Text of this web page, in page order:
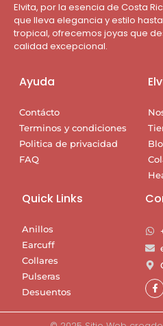
Elvita, por la esencia de Costa
que lleva elegancia y estilo
tropical, ofrecemos joyas que
calidad excepcional.
Ayuda
Contácto
Terminos y condiciones
Politica de privacidad
FAQ
Quick Links
Anillos
Earcuff
Collares
Pulseras
Desuentos